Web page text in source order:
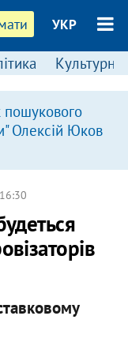
УКР
Культурні
пошукового
Олексій Юков